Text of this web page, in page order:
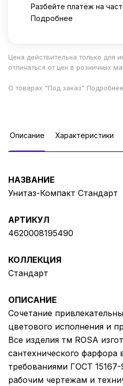
Разбейте платёж на
Подробнее
Цена действительна только для
отличаться от цен в розничных
О товарах "Под заказ" Подробнее
Описание Характеристики
НАЗВАНИЕ
Унитаз-
АРТИКУЛ
КОЛЛЕКЦИЯ
ОПИСАНИЕ
Сочетание
цветового исполнения и
Все изделия тм ROSA
сантехнического фарфора
требованиями ГОСТ
рабочим чертежам и